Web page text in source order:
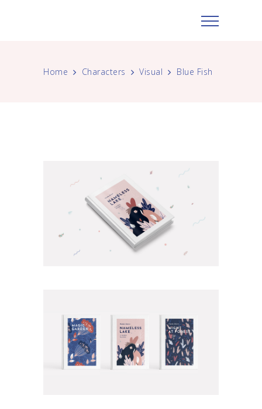
Home Characters Visual Blue Fish